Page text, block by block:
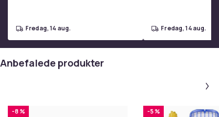
fredag, 14 aug. fredag, 14 aug.
Anbefalede produkter
-8 % -5 %